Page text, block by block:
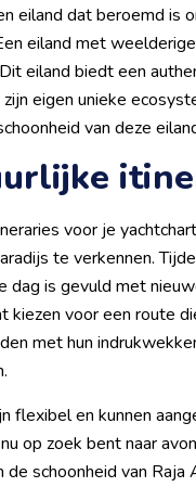
eiland dat beroemd is
eiland met
eiland biedt een
eigen unieke
van deze
voor je
te verkennen.
dag is gevuld met
kiezen voor een route
met hun
flexibel en kunnen
op zoek bent naar
de schoonheid van